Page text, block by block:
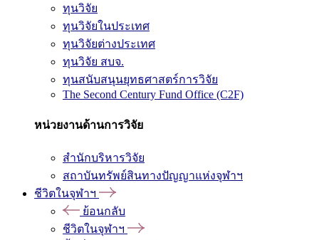
ทุนวิจัย
ทุนวิจัยในประเทศ
ทุนวิจัยต่างประเทศ
ทุนวิจัย สบจ.
ทุนสนับสนุนยุทธศาสตร์การวิจัย
The Second Century Fund Office (C2F)
หน่วยงานด้านการวิจัย
สำนักบริหารวิจัย
สถาบันทรัพย์สินทางปัญญาแห่งจุฬาฯ
ชีวิตในจุฬาฯ
ย้อนกลับ
ชีวิตในจุฬาฯ